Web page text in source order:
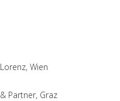
Wien
Partner, Graz